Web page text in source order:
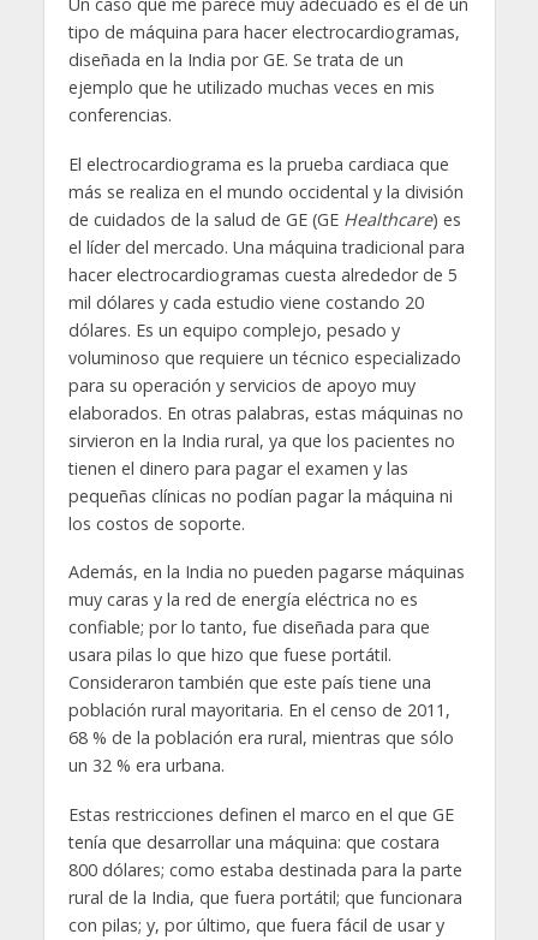
tipo de máquina para hacer electrocardiogramas,
diseñada en la India por GE. Se trata de un
ejemplo que he utilizado muchas veces en mis
conferencias.
El electrocardiograma es la prueba cardiaca que
más se realiza en el mundo occidental y la división
de cuidados de la salud de GE (GE Healthcare) es
el líder del mercado. Una máquina tradicional para
hacer electrocardiogramas cuesta alrededor de 5
mil dólares y cada estudio viene costando 20
dólares. Es un equipo complejo, pesado y
voluminoso que requiere un técnico especializado
para su operación y servicios de apoyo muy
elaborados. En otras palabras, estas máquinas no
sirvieron en la India rural, ya que los pacientes no
tienen el dinero para pagar el examen y las
pequeñas clínicas no podían pagar la máquina ni
los costos de soporte.
Además, en la India no pueden pagarse máquinas
muy caras y la red de energía eléctrica no es
confiable; por lo tanto, fue diseñada para que
usara pilas lo que hizo que fuese portátil.
Consideraron también que este país tiene una
población rural mayoritaria. En el censo de 2011,
68 % de la población era rural, mientras que sólo
un 32 % era urbana.
Estas restricciones definen el marco en el que GE
tenía que desarrollar una máquina: que costara
800 dólares; como estaba destinada para la parte
rural de la India, que fuera portátil; que funcionara
con pilas; y, por último, que fuera fácil de usar y